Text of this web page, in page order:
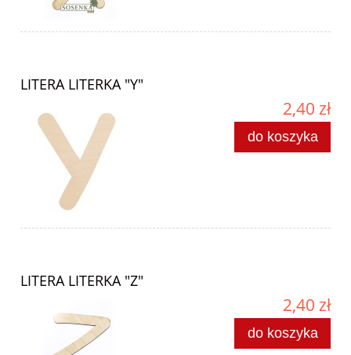
LITERA LITERKA "Y"
2,40 zł
do koszyka
LITERA LITERKA "Z"
2,40 zł
do koszyka